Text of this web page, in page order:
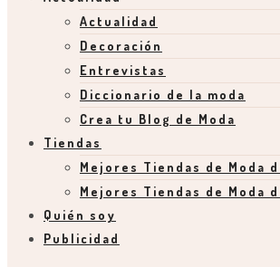
Actualidad
Decoración
Entrevistas
Diccionario de la moda
Crea tu Blog de Moda
Tiendas
Mejores Tiendas de Moda
Mejores Tiendas de Moda
Quién soy
Publicidad